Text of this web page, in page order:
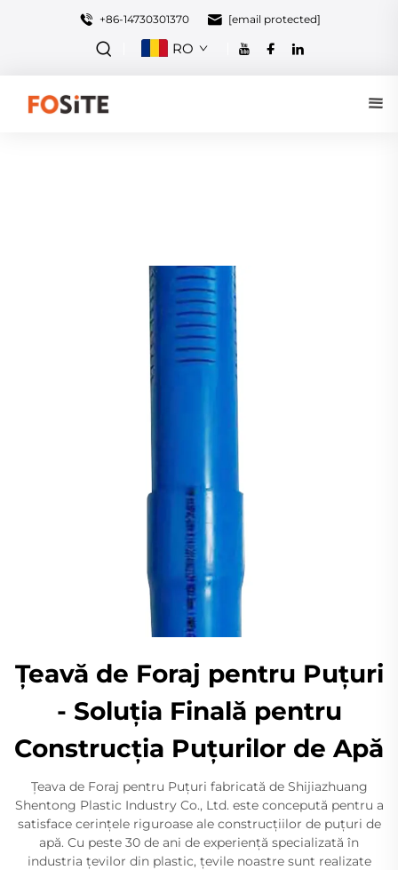
+86-14730301370 [email protected]
RO
Țeavă de Foraj pentru Puțuri
- Soluția Finală pentru
Construcția Puțurilor de Apă
Țeava de Foraj pentru Puțuri fabricată de Shijiazhuang
Shentong Plastic Industry Co., Ltd. este concepută pentru a
satisface cerințele riguroase ale construcțiilor de puțuri de
apă. Cu peste 30 de ani de experiență specializată în
industria țevilor din plastic, țevile noastre sunt realizate